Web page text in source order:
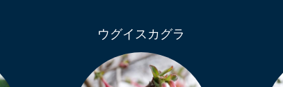
ウグイスカグラ